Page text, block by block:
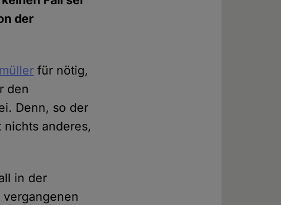
der
für nötig,
den
Denn, so der
anderes,
in der